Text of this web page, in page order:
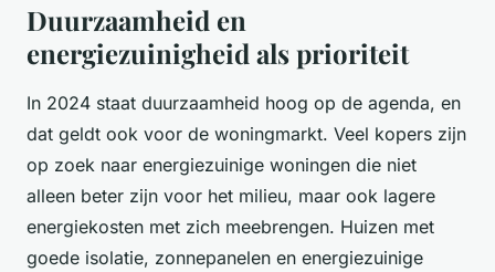
Duurzaamheid en
energiezuinigheid als prioriteit
In 2024 staat duurzaamheid hoog op de agenda, en
dat geldt ook voor de woningmarkt. Veel kopers zijn
op zoek naar energiezuinige woningen die niet
alleen beter zijn voor het milieu, maar ook lagere
energiekosten met zich meebrengen. Huizen met
goede isolatie, zonnepanelen en energiezuinige